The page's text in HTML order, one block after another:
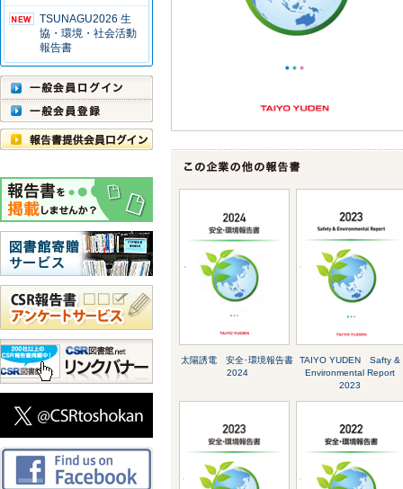
TSUNAGU2026 生
協・環境・社会活動
報告書
太陽誘電 安全･環境報告書
2024
TAIYO YUDEN Safty &
Environmental Report
2023